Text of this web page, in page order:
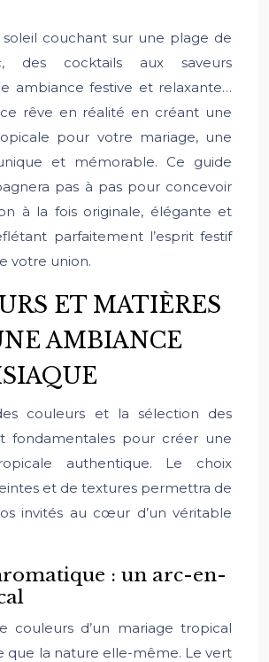
couchant sur une plage de
des cocktails aux saveurs
ambiance festive et relaxante…
rêve en réalité en créant une
pour votre mariage, une
et mémorable. Ce guide
pas à pas pour concevoir
à la fois originale, élégante et
parfaitement l’esprit festif
votre union.
ET MATIÈRES
AMBIANCE
couleurs et la sélection des
fondamentales pour créer une
authentique. Le choix
et de textures permettra de
invités au cœur d’un véritable
: un arc-en-
couleurs d’un mariage tropical
que la nature elle-même. Le vert